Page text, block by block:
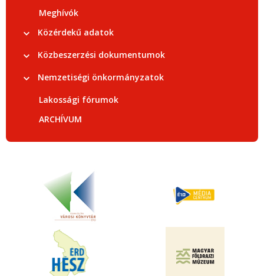
Meghívók
Közérdekű adatok
Közbeszerzési dokumentumok
Nemzetiségi önkormányzatok
Lakossági fórumok
ARCHÍVUM